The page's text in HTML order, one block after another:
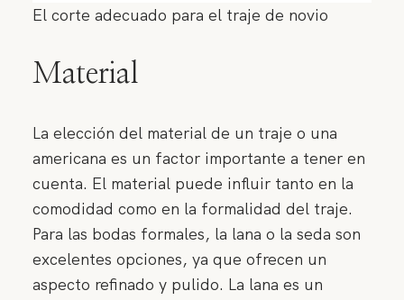
El corte adecuado para el traje de novio
Material
La elección del material de un traje o una
americana es un factor importante a tener en
cuenta. El material puede influir tanto en la
comodidad como en la formalidad del traje.
Para las bodas formales, la lana o la seda son
excelentes opciones, ya que ofrecen un
aspecto refinado y pulido. La lana es un